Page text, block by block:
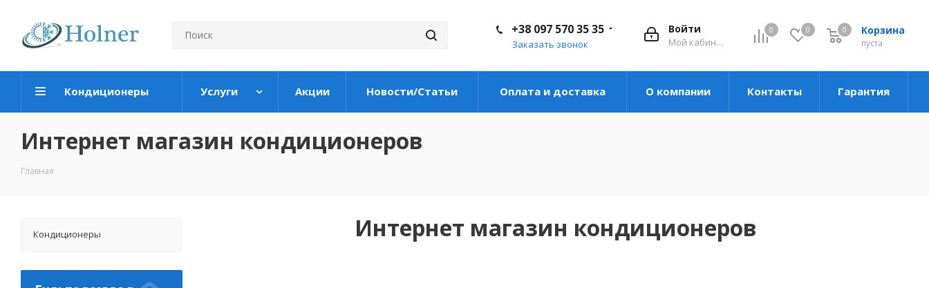
0 0 Корзина
пуста
0
Войти
Мой кабинет
+38 097 570 35 35
Заказать звонок
Кондиционеры Услуги Акции Новости/Статьи Оплата и доставка О компании Контакты Гарантия
Интернет магазин кондиционеров
Главная
Интернет магазин кондиционеров
Кондиционеры